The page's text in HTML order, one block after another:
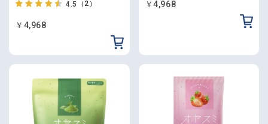
4.5 （2）
￥4,968
￥4,968